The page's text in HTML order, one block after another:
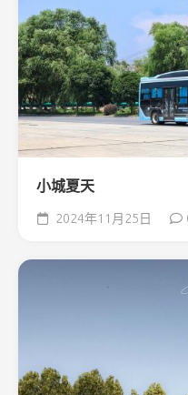
小城夏天
2024年11月25日